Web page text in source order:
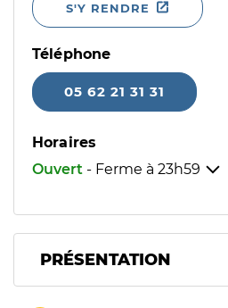
S'Y RENDRE
Téléphone
05 62 21 31 31
Horaires
Ouvert - Ferme à 23h59
PRÉSENTATION